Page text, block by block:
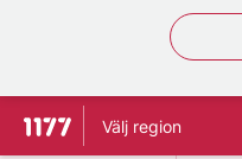
Till startsidan för 1177
Välj region